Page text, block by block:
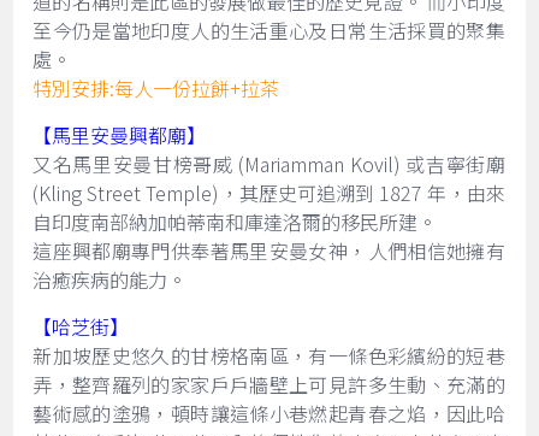
至今仍是當地印度人的生活重心及日常生活採買的聚集
處。
特別安排:每人一份拉餅+拉茶
【馬里安曼興都廟】
又名馬里安曼甘榜哥威 (Mariamman Kovil) 或吉寧街廟
(Kling Street Temple)，其歷史可追溯到 1827 年，由來
自印度南部納加帕蒂南和庫達洛爾的移民所建。
這座興都廟專門供奉著馬里安曼女神，人們相信她擁有
治癒疾病的能力。
【哈芝街】
新加坡歷史悠久的甘榜格南區，有一條色彩繽紛的短巷
弄，整齊羅列的家家戶戶牆壁上可見許多生動、充滿的
藝術感的塗鴉，頓時讓這條小巷燃起青春之焰，因此哈